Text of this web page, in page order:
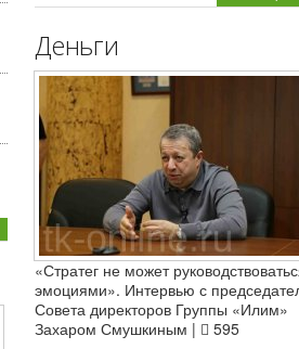
Деньги
«Стратег не может
эмоциями». Интервью с
Совета директоров Группы «Илим»
Захаром Смушкиным |
595